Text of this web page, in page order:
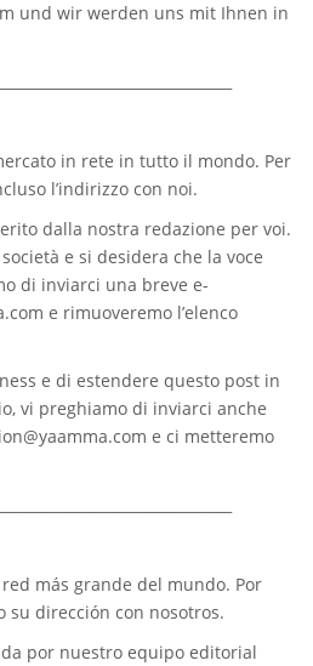
und wir werden uns mit Ihnen in
in rete in tutto il mondo. Per
l’indirizzo con noi.
dalla nostra redazione per voi.
e si desidera che la voce
di inviarci una breve e-
e rimuoveremo l’elenco
e di estendere questo post in
vi preghiamo di inviarci anche
e ci metteremo
más grande del mundo. Por
su dirección con nosotros.
por nuestro equipo editorial